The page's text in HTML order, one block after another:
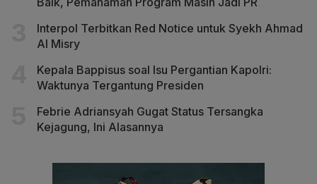
Interpol Terbitkan Red Notice untuk Syekh Ahmad
Al Misry
Kepala Bappisus soal Isu Pergantian Kapolri:
Waktunya Tergantung Presiden
Febrie Adriansyah Gugat Status Tersangka
Kejagung, Ini Alasannya